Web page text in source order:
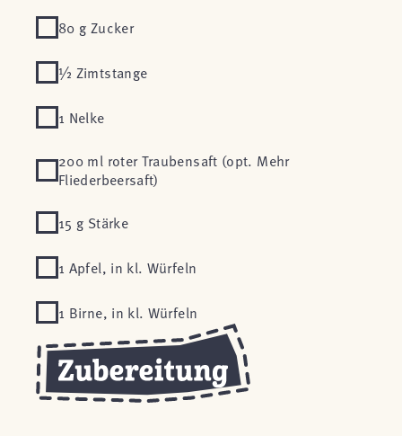
80 g Zucker
½ Zimtstange
1 Nelke
200 ml roter Traubensaft (opt. Mehr
Fliederbeersaft)
15 g Stärke
1 Apfel, in kl. Würfeln
1 Birne, in kl. Würfeln